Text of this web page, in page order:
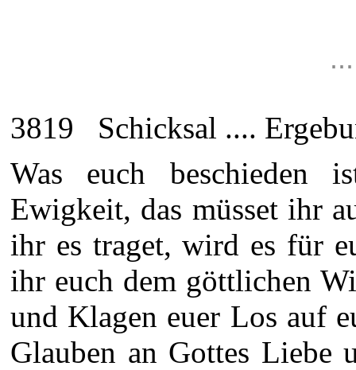
3819 Schicksal ....
Was euch beschieden
Ewigkeit, das müsset ihr
ihr es traget, wird es für
ihr euch dem göttlichen
und Klagen euer Los auf
Glauben an Gottes Liebe